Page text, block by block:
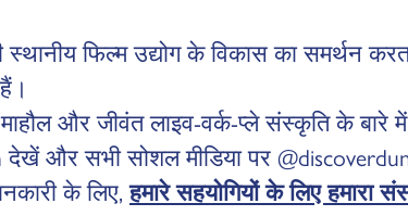
फिल्म उद्योग के विकास का समर्थन
और जीवंत लाइव-वर्क-प्ले संस्कृति के
और सभी सोशल मीडिया पर
के लिए,हमारे सहयोगियों के लिए हमारा